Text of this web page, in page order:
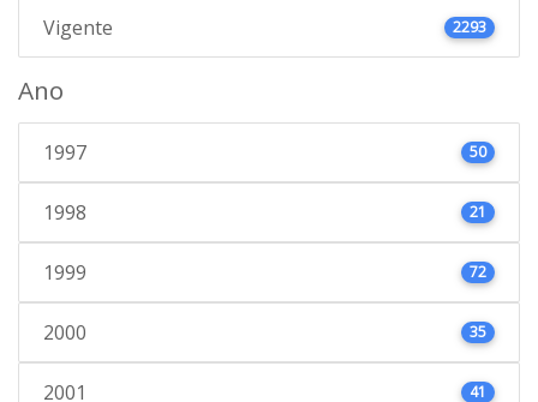
Vigente 2293
Ano
1997 50
1998 21
1999 72
2000 35
2001 41